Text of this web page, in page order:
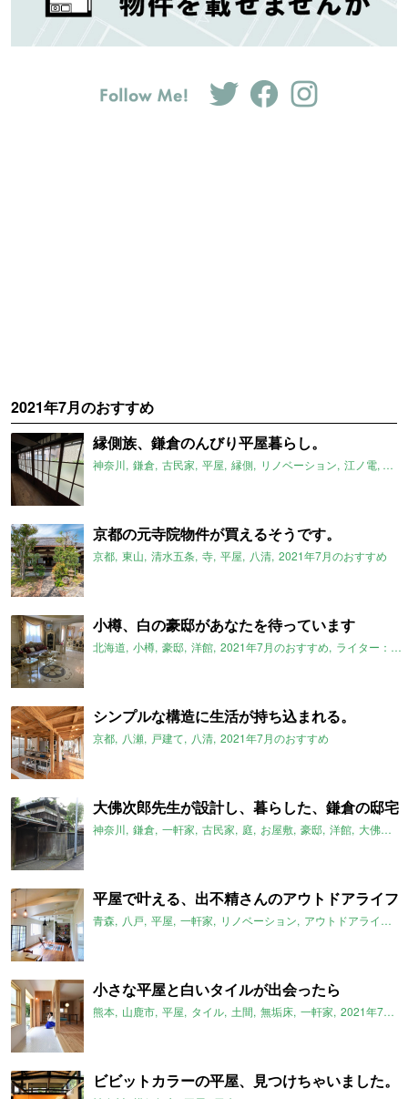
2021年7月のおすすめ
縁側族、鎌倉のんびり平屋暮らし。
神奈川 鎌倉 古民家 平屋 縁側 リノベーション 江ノ電 ス
京都の元寺院物件が買えるそうです。
京都 東山 清水五条 寺 平屋 八清 2021年7月のおすすめ
小樽、白の豪邸があなたを待っています
北海道 小樽 豪邸 洋館 2021年7月のおすすめ ライター：葱山紫蘇子
シンプルな構造に生活が持ち込まれる。
京都 八瀬 戸建て 八清 2021年7月のおすすめ
大佛次郎先生が設計し、暮らした、鎌倉の邸宅
神奈川 鎌倉 一軒家 古民家 庭 お屋敷 豪邸 洋館 大佛次郎
平屋で叶える、出不精さんのアウトドアライフ
青森 八戸 平屋 一軒家 リノベーション アウトドアライフ
小さな平屋と白いタイルが出会ったら
熊本 山鹿市 平屋 タイル 土間 無垢床 一軒家 2021年7月のおすすめ
ビビットカラーの平屋、見つけちゃいました。